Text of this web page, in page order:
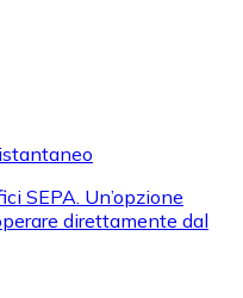
SEPA. Un’opzione
direttamente dal